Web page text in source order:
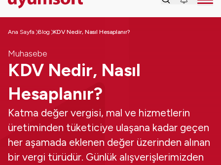
Ana Sayfa Blog KDV Nedir, Nasıl Hesaplanır?
Muhasebe
KDV Nedir, Nasıl
Hesaplanır?
Katma değer vergisi, mal ve hizmetlerin
üretiminden tüketiciye ulaşana kadar geçen
her aşamada eklenen değer üzerinden alınan
bir vergi türüdür. Günlük alışverişlerimizden